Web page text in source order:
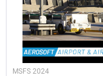
MSFS 2024